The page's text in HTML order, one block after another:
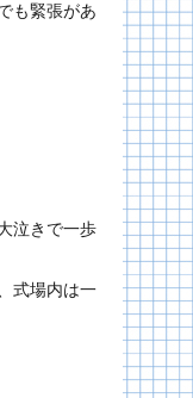
も緊張があ
泣きで一歩
式場内は一